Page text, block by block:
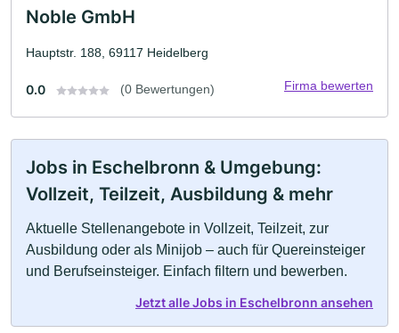
Noble GmbH
Hauptstr. 188, 69117 Heidelberg
0.0 (0 Bewertungen) Firma bewerten
Jobs in Eschelbronn & Umgebung:
Vollzeit, Teilzeit, Ausbildung & mehr
Aktuelle Stellenangebote in Vollzeit, Teilzeit, zur
Ausbildung oder als Minijob – auch für Quereinsteiger
und Berufseinsteiger. Einfach filtern und bewerben.
Jetzt alle Jobs in Eschelbronn ansehen